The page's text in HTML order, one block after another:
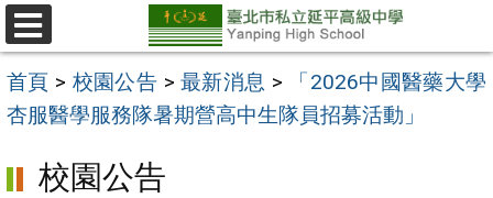
跳
至
主
要
選
單
首頁 > 校園公告 > 最新消息 >
「2026中國醫藥大學
杏服醫學服務隊暑期營高中生隊員招募活動」
校園公告